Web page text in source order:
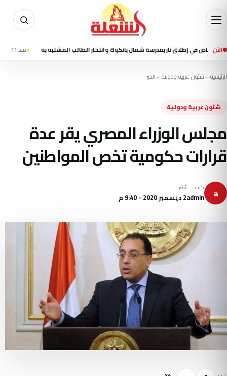
الآن منذ 11 ساعة مقتل شخصين
الرئيسية←شئون عربية ودولية←الخبر
شئون عربية ودولية
مجلس الوزراء المصري يقر عدة
قرارات حكومية تخص المواطنين
a كتب
admin
نُشر
2 ديسمبر 2020 - 9:40 م